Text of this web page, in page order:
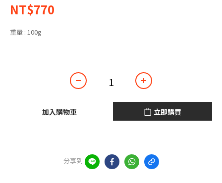
NT$770
重量 : 100g
加入購物車 立即購買
分享到